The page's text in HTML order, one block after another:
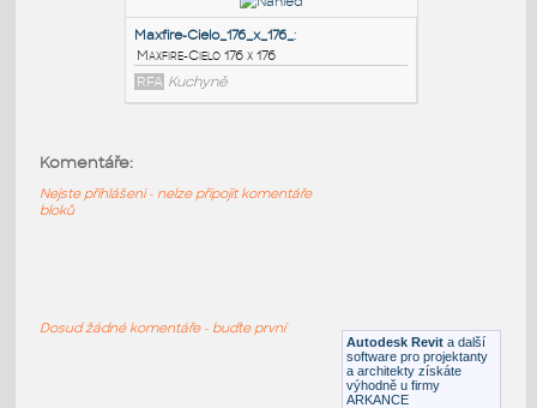
MAXFIRE-Book_Wall_Mount_Hood_
MAXFIRE-Book Wall Mount Hood
RFA Kuchyně
Kuchyně
Autodesk Revit a další
software pro projektanty
a architekty získáte
výhodně u firmy
ARKANCE
Komentáře:
Nejste přihlášeni - nelze připojit komentáře
bloků
Dosud žádné komentáře - buďte první